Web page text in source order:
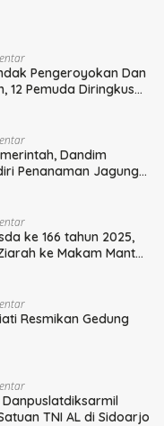
Pengeroyokan Dan
12 Pemuda Diringkus
Dandim
Penanaman Jagung
ke 166 tahun 2025,
ke Makam Mantan
Resmikan Gedung
TNI AL di Sidoarjo